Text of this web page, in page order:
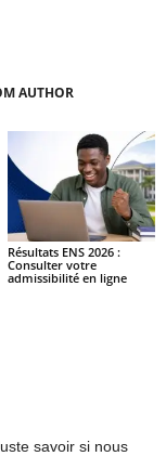
AUTHOR
Résultats ENS 2026 :
Consulter votre
admissibilité en ligne
savoir si nous